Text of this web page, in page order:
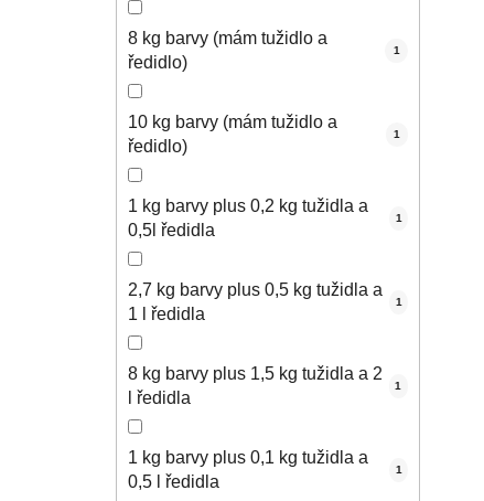
8 kg barvy (mám tužidlo a
ředidlo)
1
10 kg barvy (mám tužidlo a
ředidlo)
1
1 kg barvy plus 0,2 kg tužidla a
0,5l ředidla
1
2,7 kg barvy plus 0,5 kg tužidla a
1 l ředidla
1
8 kg barvy plus 1,5 kg tužidla a 2
l ředidla
1
1 kg barvy plus 0,1 kg tužidla a
0,5 l ředidla
1